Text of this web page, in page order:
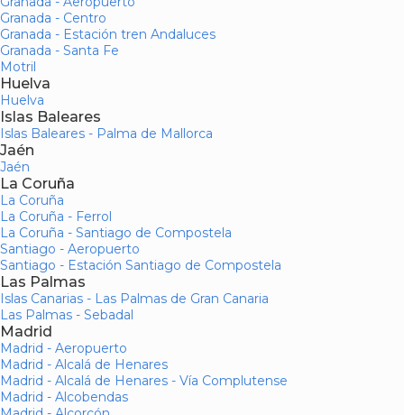
Granada - Centro
Granada - Estación tren Andaluces
Granada - Santa Fe
Motril
Huelva
Huelva
Islas Baleares
Islas Baleares - Palma de Mallorca
Jaén
Jaén
La Coruña
La Coruña
La Coruña - Ferrol
La Coruña - Santiago de Compostela
Santiago - Aeropuerto
Santiago - Estación Santiago de Compostela
Las Palmas
Islas Canarias - Las Palmas de Gran Canaria
Las Palmas - Sebadal
Madrid
Madrid - Aeropuerto
Madrid - Alcalá de Henares
Madrid - Alcalá de Henares - Vía Complutense
Madrid - Alcobendas